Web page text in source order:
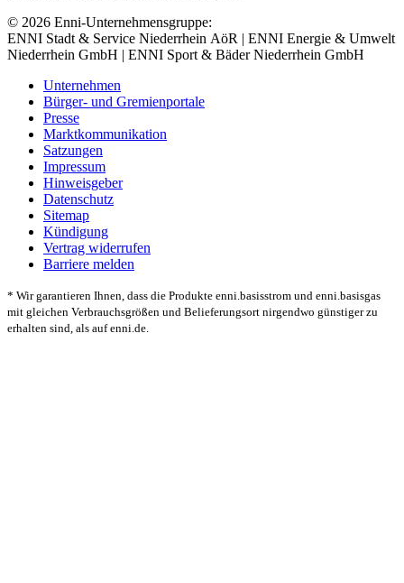
© 2026 Enni-Unternehmensgruppe:
ENNI Stadt & Service Niederrhein AöR | ENNI Energie & Umwelt
Niederrhein GmbH | ENNI Sport & Bäder Niederrhein GmbH
Unternehmen
Bürger- und Gremienportale
Presse
Marktkommunikation
Satzungen
Impressum
Hinweisgeber
Datenschutz
Sitemap
Kündigung
Vertrag widerrufen
Barriere melden
* Wir garantieren Ihnen, dass die Produkte enni.basisstrom und enni.basisgas
mit gleichen Verbrauchsgrößen und Belieferungsort nirgendwo günstiger zu
erhalten sind, als auf enni.de.